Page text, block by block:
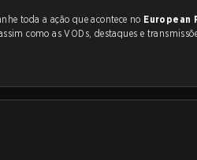
toda a ação que acontece no European
, assim como as VODs, destaques e